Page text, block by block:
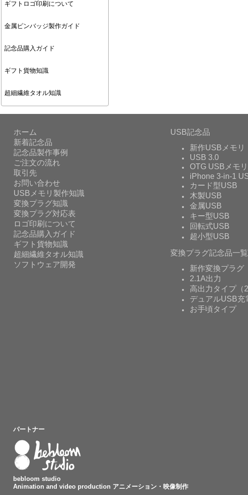
ギフトロゴ印刷について
金属ピンバッジ製作ガイド
記念品購入ガイド
ギフト貨物知識
超細繊維タオル知識
ホーム
新着記念品
記念品製作事例
ご注文の流れ
取引先
お問い合わせ
USBメモリ製作知識
変換プラグ知識
変換プラグ対応表
ロゴ印刷について
記念品購入ガイド
ギフト貨物知識
超細繊維タオル知識
ソフトウェア開発
USB記念品
新作USBメモリ
USB 3.0
OTG USBメモリ
iPhone 3-in-1
カード型USB
木製USB
金属USB
キー型USB
回転式USB
超小型USB
変換プラグ記念品一覧
新作変換プラグ
2.1A出力
高出力タイプ（
デュアルUSB充
お手頃タイプ
パートナー
bebloom studio
Animation and video production アニメーション・映像制作